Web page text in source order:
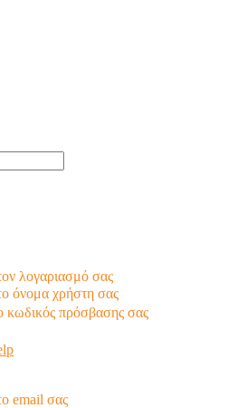
λογαριασμό σας
όνομα χρήστη σας
κωδικός πρόσβασης σας
email σας